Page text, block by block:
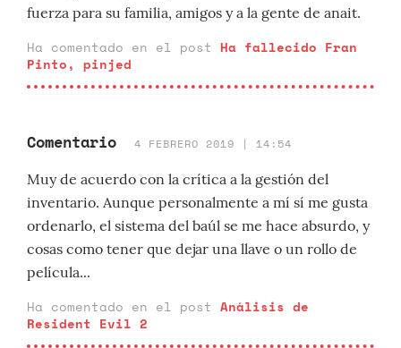
fuerza para su familia, amigos y a la gente de anait.
Ha comentado en el post Ha fallecido Fran
Pinto, pinjed
Comentario 4 FEBRERO 2019 | 14:54
Muy de acuerdo con la crítica a la gestión del
inventario. Aunque personalmente a mí sí me gusta
ordenarlo, el sistema del baúl se me hace absurdo, y
cosas como tener que dejar una llave o un rollo de
película...
Ha comentado en el post Análisis de
Resident Evil 2